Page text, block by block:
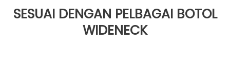
SESUAI DENGAN PELBAGAI BOTOL
WIDENECK